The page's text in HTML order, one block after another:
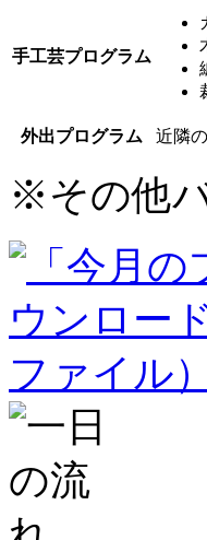
手工芸プログラム
外出プログラム 近隣
※その他